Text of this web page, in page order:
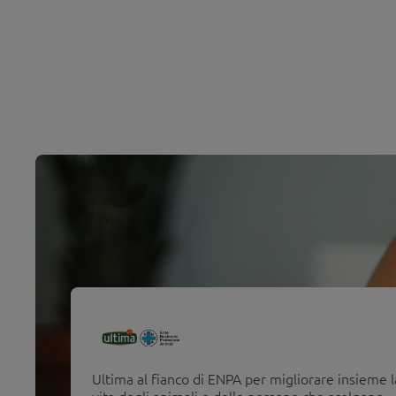
Ultima al fianco di ENPA per migliorare insieme